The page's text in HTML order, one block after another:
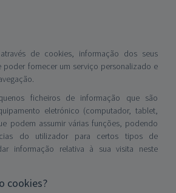
de cookies, informação dos seus
poder fornecer um serviço personalizado e
ficheiros de informação que são
eletrónico (computador, tablet,
podem assumir várias funções, podendo
do utilizador para certos tipos de
informação relativa à sua visita neste
cookies?